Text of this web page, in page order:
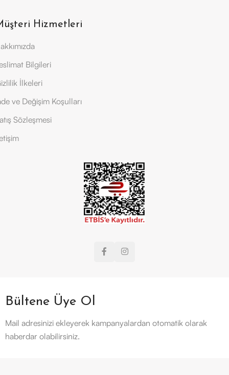
Hizmetleri
Bilgileri
İlkeleri
ve Değişim Koşulları
Sözleşmesi
Bültene Üye Ol
Mail adresinizi ekleyerek kampanyalardan otomatik olarak
haberdar olabilirsiniz.